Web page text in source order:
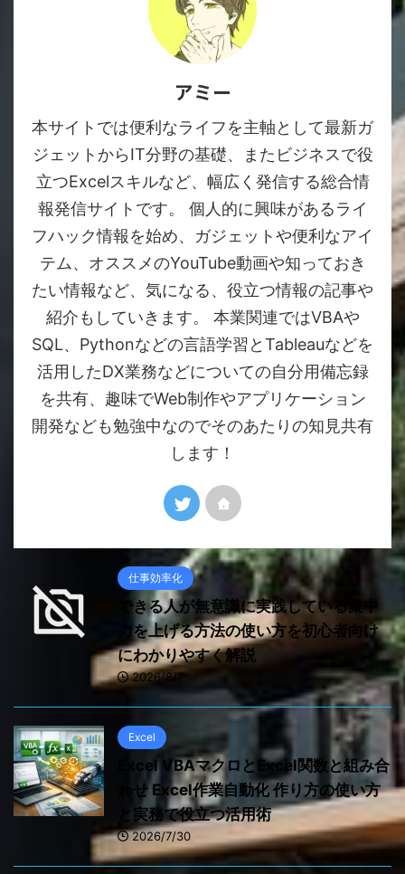
アミー
本サイトでは便利なライフを主軸として最新ガ
ジェットからIT分野の基礎、またビジネスで役
立つExcelスキルなど、幅広く発信する総合情
報発信サイトです。 個人的に興味があるライ
フハック情報を始め、ガジェットや便利なアイ
テム、オススメのYouTube動画や知っておき
たい情報など、気になる、役立つ情報の記事や
紹介もしていきます。 本業関連ではVBAや
SQL、Pythonなどの言語学習とTableauなどを
活用したDX業務などについての自分用備忘録
を共有、趣味でWeb制作やアプリケーション
開発なども勉強中なのでそのあたりの知見共有
します！
仕事効率化
できる人が無意識に実践している集中
力を上げる方法の使い方を初心者向け
にわかりやすく解説
2026/8/7
Excel
Excel VBAマクロとExcel関数と組み合
わせ Excel作業自動化 作り方の使い方
と実務で役立つ活用術
2026/7/30